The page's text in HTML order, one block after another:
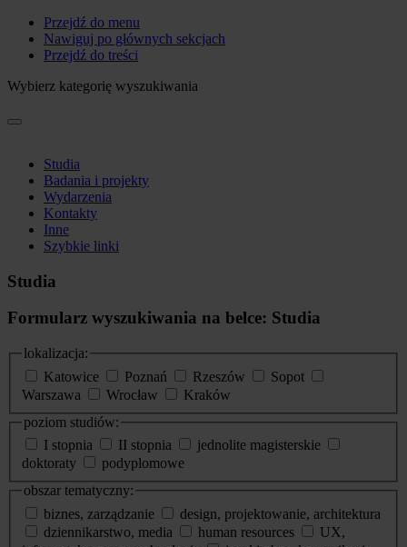
Przejdź do menu
Nawiguj po głównych sekcjach
Przejdź do treści
Wybierz kategorię wyszukiwania
Studia
Badania i projekty
Wydarzenia
Kontakty
Inne
Szybkie linki
Studia
Formularz wyszukiwania na belce: Studia
lokalizacja:
Katowice
Poznań Rzeszów
Sopot
Warszawa
Wrocław
Kraków
poziom studiów:
I stopnia
II stopnia
jednolite magisterskie
doktoraty
podyplomowe
obszar tematyczny:
biznes, zarządzanie
design, projektowanie, architektura
dziennikarstwo, media
human resources
UX,